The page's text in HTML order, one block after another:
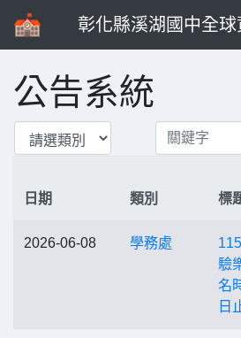
彰化縣溪湖國中全球
公告系統
日期 類別 標
2026-06-08 學務處
驗
名
日